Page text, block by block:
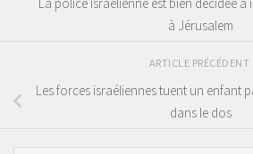
à Jérusalem
ARTICLE PRÉCÉDENT
Les forces israéliennes tuent un enfant
dans le dos